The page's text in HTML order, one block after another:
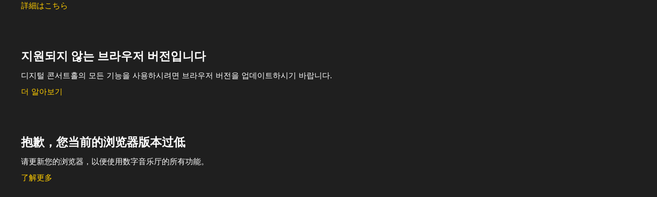
詳細はこちら
지원되지 않는 브라우저 버전입니다
디지털 콘서트홀의 모든 기능을 사용하시려면 브라우저 버전을 업데이트하시기 바랍니다.
더 알아보기
抱歉，您当前的浏览器版本过低
请更新您的浏览器，以便使用数字音乐厅的所有功能。
了解更多